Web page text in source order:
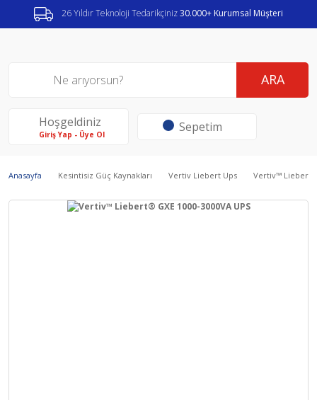
26 Yıldır Teknoloji Tedarikçiniz30.000+ Kurumsal Müşteri
ARA
Hoşgeldiniz
Giriş Yap - Üye Ol Sepetim
Anasayfa Kesintisiz Güç Kaynakları Vertiv Liebert Ups Vertiv™ Liebert®